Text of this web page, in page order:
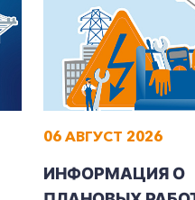
06 АВГУСТ 2026
ИНФОРМАЦИЯ О